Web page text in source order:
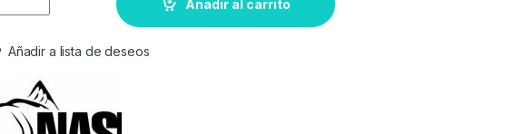
Añadir al carrito
Añadir a lista de deseos